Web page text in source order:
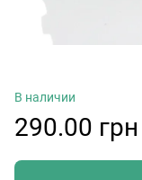
В наличии
290.00 грн